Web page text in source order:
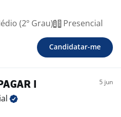
(2º Grau) Presencial
Candidatar-me
I 5 jun